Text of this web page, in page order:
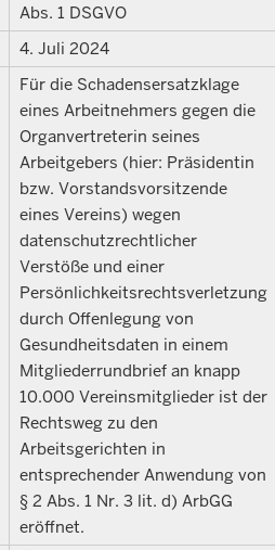
Abs. 1 DSGVO
4. Juli 2024
Für die Schadensersatzklage
eines Arbeitnehmers gegen die
Organvertreterin seines
Arbeitgebers (hier: Präsidentin
bzw. Vorstandsvorsitzende
eines Vereins) wegen
datenschutzrechtlicher
Verstöße und einer
Persönlichkeitsrechtsverletzung
durch Offenlegung von
Gesundheitsdaten in einem
Mitgliederrundbrief an knapp
10.000 Vereinsmitglieder ist der
Rechtsweg zu den
Arbeitsgerichten in
entsprechender Anwendung von
§ 2 Abs. 1 Nr. 3 lit. d) ArbGG
eröffnet.